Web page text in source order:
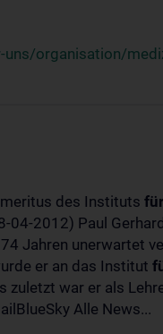
organisation/
des Instituts für
04-2012) Paul
Jahren unerwartet
er an das Institut
war er als
Alle News...